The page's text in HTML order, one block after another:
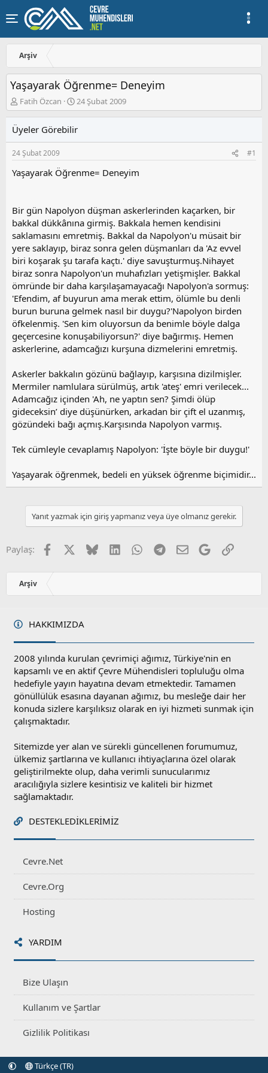
Arşiv
Yaşayarak Öğrenme= Deneyim
K
o
u
y
u
a
a
t
a
n
Fatih Özcan
B
a
l
a
ı
a
r
h
i
24 Şubat 2009
Üyeler Görebilir
24 Şubat 2009 #1
Yaşayarak Öğrenme= Deneyim
Bir gün Napolyon düşman askerlerinden kaçarken, bir
bakkal dükkânına girmiş. Bakkala hemen kendisini
saklamasını emretmiş. Bakkal da Napolyon'u müsait bir
yere saklayıp, biraz sonra gelen düşmanları da 'Az evvel
biri koşarak şu tarafa kaçtı.' diye savuşturmuş.Nihayet
biraz sonra Napolyon'un muhafızları yetişmişler. Bakkal
ömründe bir daha karşılaşamayacağı Napolyon'a sormuş:
'Efendim, af buyurun ama merak ettim, ölümle bu denli
burun buruna gelmek nasıl bir duygu?'Napolyon birden
öfkelenmiş. 'Sen kim oluyorsun da benimle böyle dalga
geçercesine konuşabiliyorsun?' diye bağırmış. Hemen
askerlerine, adamcağızı kurşuna dizmelerini emretmiş.
Askerler bakkalın gözünü bağlayıp, karşısına dizilmişler.
Mermiler namlulara sürülmüş, artık 'ateş' emri verilecek...
Adamcağız içinden 'Ah, ne yaptın sen? Şimdi ölüp
gideceksin’ diye düşünürken, arkadan bir çift el uzanmış,
gözündeki bağı açmış.Karşısında Napolyon varmış.
Tek cümleyle cevaplamış Napolyon: 'İşte böyle bir duygu!'
Yaşayarak öğrenmek, bedeli en yüksek öğrenme biçimidir...
Yanıt yazmak için giriş yapmanız veya üye olmanız gerekir.
Paylaş: Facebook BlueskyLinkedInWhatsApp
Telegram
E-postaGoogleLink
Arşiv
HAKKIMIZDA
2008 yılında kurulan çevrimiçi ağımız, Türkiye'nin en
kapsamlı ve en aktif Çevre Mühendisleri topluluğu olma
hedefiyle yayın hayatına devam etmektedir. Tamamen
gönüllülük esasına dayanan ağımız, bu mesleğe dair her
konuda sizlere karşılıksız olarak en iyi hizmeti sunmak için
çalışmaktadır.
Sitemizde yer alan ve sürekli güncellenen forumumuz,
ülkemiz şartlarına ve kullanıcı ihtiyaçlarına özel olarak
geliştirilmekte olup, daha verimli sunucularımız
aracılığıyla sizlere kesintisiz ve kaliteli bir hizmet
sağlamaktadır.
DESTEKLEDIKLERIMIZ
Cevre.Net
Cevre.Org
Hosting
YARDIM
Bize Ulaşın
Kullanım ve Şartlar
Gizlilik Politikası
Türkçe (TR)